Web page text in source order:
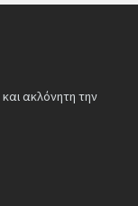
και ακλόνητη την